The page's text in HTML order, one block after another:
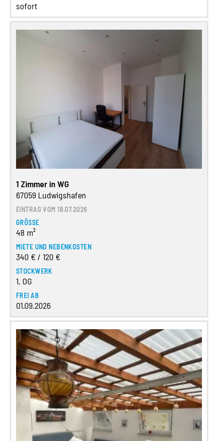
sofort
1 Zimmer in WG
67059 Ludwigshafen
EINTRAG VOM 18.07.2026
GRÖSSE
48 m²
MIETE UND NEBENKOSTEN
340 € / 120 €
STOCKWERK
1. OG
FREI AB
01.09.2026